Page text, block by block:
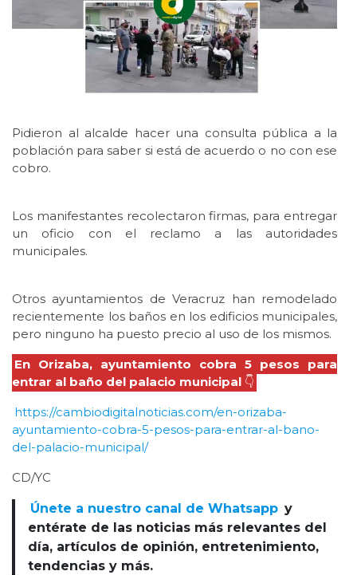
Pidieron al alcalde hacer una consulta pública a la
población para saber si está de acuerdo o no con ese
cobro.
Los manifestantes recolectaron firmas, para entregar
un oficio con el reclamo a las autoridades
municipales.
Otros ayuntamientos de Veracruz han remodelado
recientemente los baños en los edificios municipales,
pero ninguno ha puesto precio al uso de los mismos.
En Orizaba, ayuntamiento cobra 5 pesos para
entrar al baño del palacio municipal 👇
https://cambiodigitalnoticias.com/en-orizaba-
ayuntamiento-cobra-5-pesos-para-entrar-al-bano-
del-palacio-municipal/
CD/YC
Únete a nuestro canal de Whatsapp y
entérate de las noticias más relevantes del
día, artículos de opinión, entretenimiento,
tendencias y más.